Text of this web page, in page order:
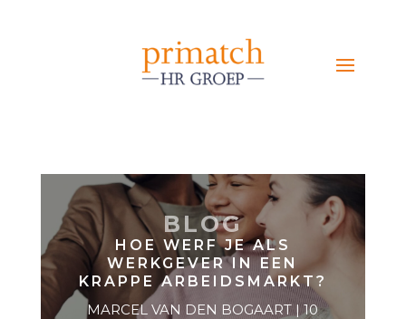
BLOG
HOE WERF JE ALS
WERKGEVER IN EEN
KRAPPE ARBEIDSMARKT?
MARCEL VAN DEN BOGAART | 10